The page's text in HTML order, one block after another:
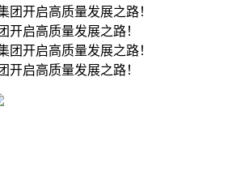
开启高质量发展之路！
开启高质量发展之路！